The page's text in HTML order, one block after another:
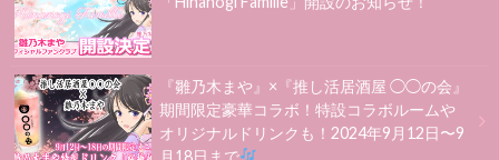
『雛乃木まや』×『推し活居酒屋 ◯◯の会』
期間限定豪華コラボ！特設コラボルームや
オリジナルドリンクも！2024年9月12日〜9
月18日まで